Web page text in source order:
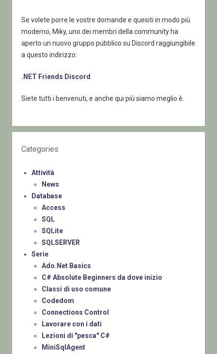
Se volete porre le vostre domande e quesiti in modo più
moderno, Miky, uno dei membri della community ha
aperto un nuovo gruppo pubblico su Discord raggiungibile
a questo indirizzo:
.NET Friends Discord
Siete tutti i benvenuti, e anche qui più siamo meglio è.
Categories
Attività
News
Database
Access
SQL
SQLite
SQLSERVER
Serie
Ado.Net Basics
C# Absolute Beginners da dove inizio
Classi di uso comune
Codedom
Connections Control
Lavorare con i dati
Lezioni di "pesca" C#
MiniSqlAgent